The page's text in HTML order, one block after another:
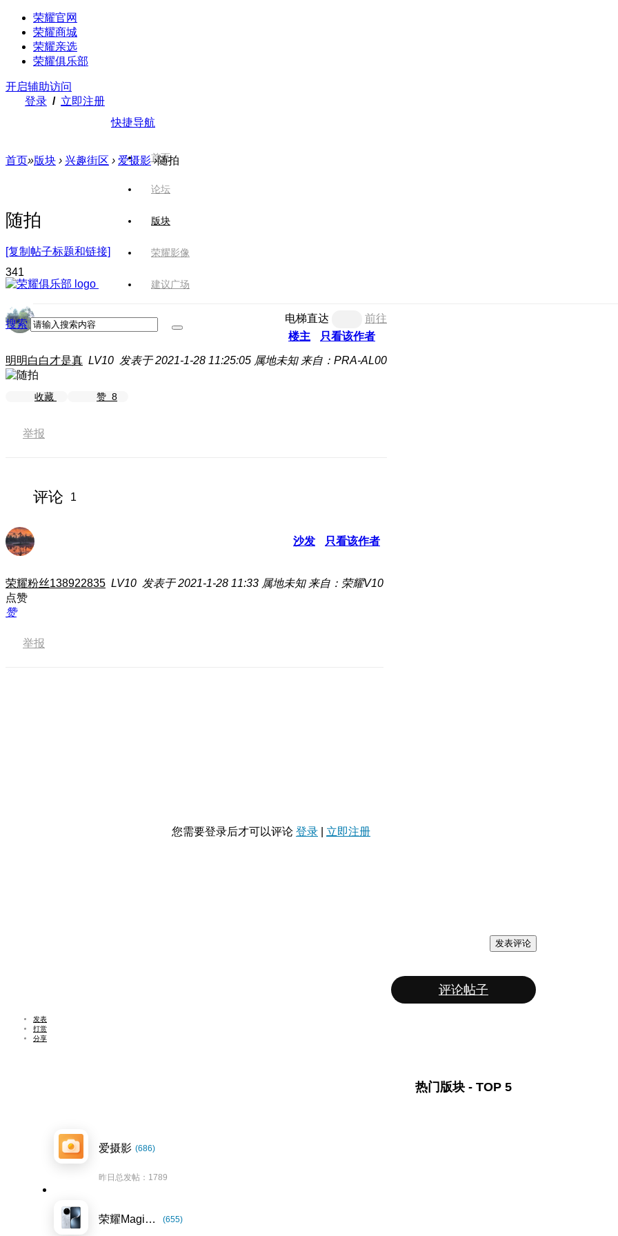
荣耀官网
荣耀商城
荣耀亲选
荣耀俱乐部
开启辅助访问
登录 / 立即注册
快捷导航
首页
论坛
版块
荣耀影像
建议广场
搜索
首页»版块 › 兴趣街区 › 爱摄影 ›随拍
随拍
[复制帖子标题和链接]
341
电梯直达
前往
楼主
只看该作者
明明白白才是真 LV10 发表于 2021-1-28 11:25:05 属地未知 来自：PRA-AL00
收藏 赞 8
举报
评论 1
沙发 只看该作者
荣耀粉丝138922835 LV10 发表于 2021-1-28 11:33 属地未知 来自：荣耀V10
点赞
赞
举报
您需要登录后才可以评论 登录 立即注册
发表评论
评论帖子
发表
打赏
分享
热门版块 - TOP 5
爱摄影 (686)
昨日总发帖：1789
荣耀Magic7系列 (655)